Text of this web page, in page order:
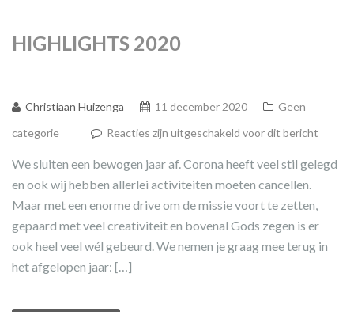
HIGHLIGHTS 2020
Christiaan Huizenga 11 december 2020
Geen
categorie
Reacties zijn uitgeschakeld voor dit bericht
We sluiten een bewogen jaar af. Corona heeft veel stil gelegd
en ook wij hebben allerlei activiteiten moeten cancellen.
Maar met een enorme drive om de missie voort te zetten,
gepaard met veel creativiteit en bovenal Gods zegen is er
ook heel veel wél gebeurd. We nemen je graag mee terug in
het afgelopen jaar: […]